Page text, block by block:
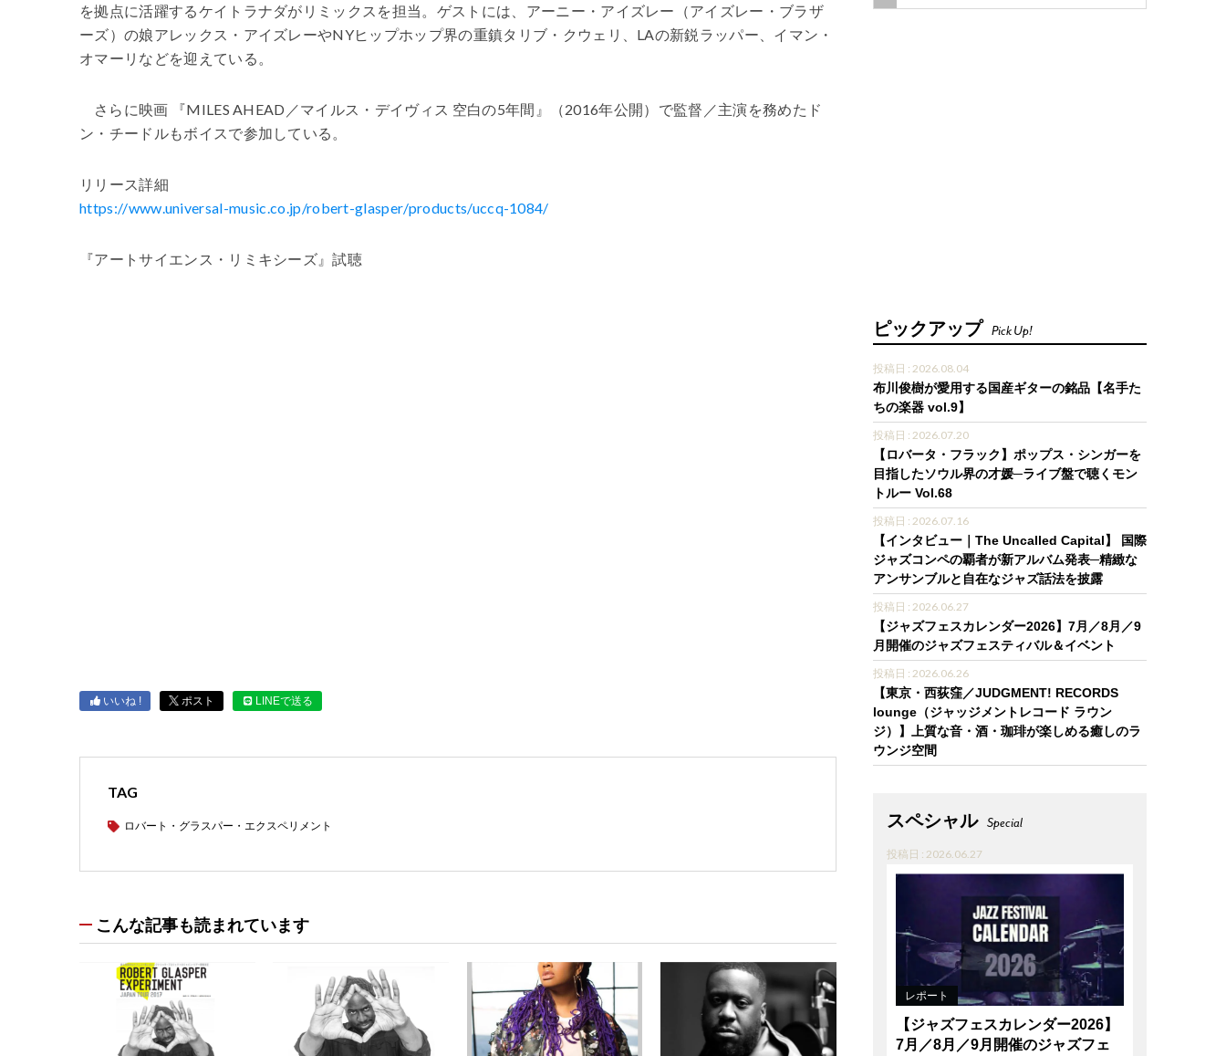
を拠点に活躍するケイトラナダがリミックスを担当。ゲストには、アーニー・アイズレー（アイズレー・ブラザ
ーズ）の娘アレックス・アイズレーやNYヒップホップ界の重鎮タリブ・クウェリ、LAの新鋭ラッパー、イマン・
オマーリなどを迎えている。
さらに映画 『MILES AHEAD／マイルス・デイヴィス 空白の5年間』（2016年公開）で監督／主演を務めたド
ン・チードルもボイスで参加している。
リリース詳細
https://www.universal-music.co.jp/robert-glasper/products/uccq-1084/
『アートサイエンス・リミキシーズ』試聴
いいね ! ポスト LINEで送る
TAG
ロバート・グラスパー・エクスペリメント
こんな記事も読まれています
ピックアップ Pick Up!
投稿日 : 2026.08.04
布川俊樹が愛用する国産ギターの銘品【名手た
ちの楽器 vol.9】
投稿日 : 2026.07.20
【ロバータ・フラック】ポップス・シンガーを
目指したソウル界の才媛─ライブ盤で聴くモン
トルー Vol.68
投稿日 : 2026.07.16
【インタビュー｜The Uncalled Capital】 国際
ジャズコンペの覇者が新アルバム発表─精緻な
アンサンブルと自在なジャズ話法を披露
投稿日 : 2026.06.27
【ジャズフェスカレンダー2026】7月／8月／9
月開催のジャズフェスティバル＆イベント
投稿日 : 2026.06.26
【東京・西荻窪／JUDGMENT! RECORDS
lounge（ジャッジメントレコード ラウン
ジ）】上質な音・酒・珈琲が楽しめる癒しのラ
ウンジ空間
スペシャル Special
投稿日 : 2026.06.27
レポート
【ジャズフェスカレンダー2026】
7月／8月／9月開催のジャズフェ